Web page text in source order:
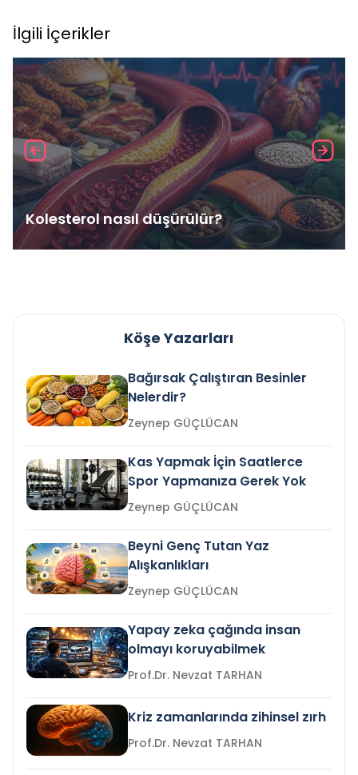
İlgili İçerikler
Kolesterol nasıl düşürülür?
Köşe Yazarları
Bağırsak Çalıştıran Besinler
Nelerdir?
Zeynep GÜÇLÜCAN
Kas Yapmak İçin Saatlerce
Spor Yapmanıza Gerek Yok
Zeynep GÜÇLÜCAN
Beyni Genç Tutan Yaz
Alışkanlıkları
Zeynep GÜÇLÜCAN
Yapay zeka çağında insan
olmayı koruyabilmek
Prof.Dr. Nevzat TARHAN
Kriz zamanlarında zihinsel zırh
Prof.Dr. Nevzat TARHAN